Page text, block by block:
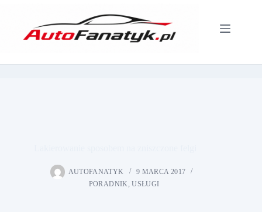
AUTOFANATYK
9 MARCA 2017
PORADNIK,USŁUGI